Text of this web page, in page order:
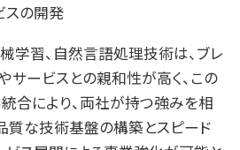
スの開発
習、自然言語処理技術は、ブレ
サービスとの親和性が高く、この
合により、両社が持つ強みを相
質な技術基盤の構築とスピード